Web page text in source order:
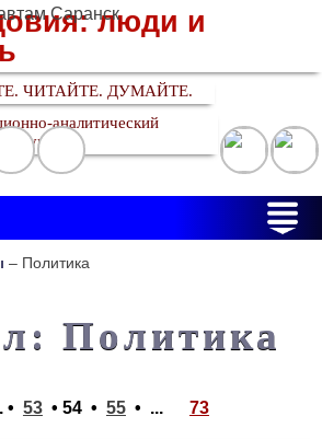
люди и
ЧИТАЙТЕ. ДУМАЙТЕ.
аналитический
– Политика
Политика
• 53 • 54 • 55 • ... 73